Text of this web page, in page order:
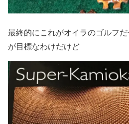
最終的にこれがオイラのゴルフ
が目標なわけだけど